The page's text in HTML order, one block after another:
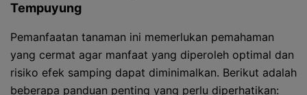
Tempuyung
Pemanfaatan tanaman ini memerlukan pemahaman
yang cermat agar manfaat yang diperoleh optimal dan
risiko efek samping dapat diminimalkan. Berikut adalah
beberapa panduan penting yang perlu diperhatikan: